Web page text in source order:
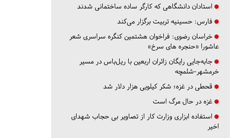
استادان دانشگاهی که کارگر ساده ساختمانی شدند
فارس: حسینیه تربیت برگزار می‌کند
خراسان رضوی: فراخوان هشتمین کنگره سراسری شعر
عاشورا «حنجره های سرخ»
جابه‌جایی رایگان زائران اربعین با ریل‌باس در مسیر
خرمشهر-شلمچه
قحطی در غزه؛ شکر کیلویی هزار دلار شد
غزه در حال مرگ است
استفاده ابزاری وزارت کار از تصاویر بی حجاب شهدای
اخیر